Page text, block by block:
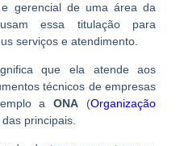
gerencial de uma área da
essa titulação para
serviços e atendimento.
que ela atende aos
técnicos de empresas
a ONA (Organização
principais.